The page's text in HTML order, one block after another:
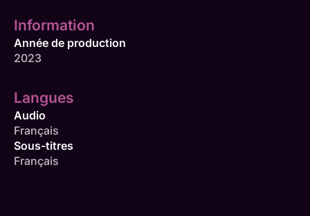
Information
Année de production
2023
Langues
Audio
Français
Sous-titres
Français